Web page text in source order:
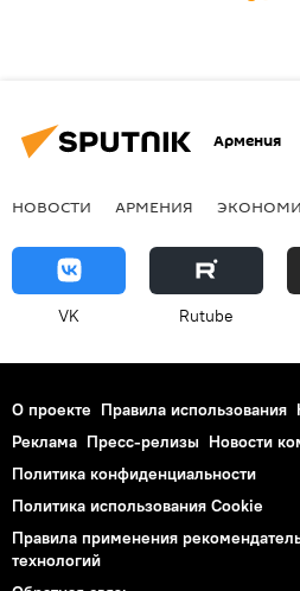
Армения
НОВОСТИ АРМЕНИЯ
VK Rutube
О проекте Правила использования
Реклама Пресс-релизы Новости
Политика конфиденциальности
Политика использования Cookie
Правила применения
технологий